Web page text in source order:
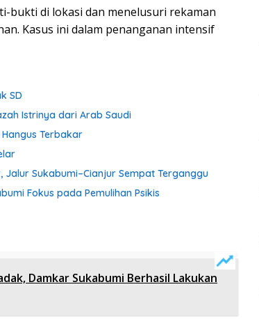
bukti di lokasi dan menelusuri rekaman
Kasus ini dalam penanganan intensif
SD
Istrinya dari Arab Saudi
Terbakar
Sukabumi–Cianjur Sempat Terganggu
Fokus pada Pemulihan Psikis
Damkar Sukabumi Berhasil Lakukan